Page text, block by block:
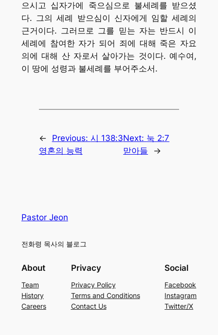
으시고 십자가에 죽으심으로 불세례를 받으셨
다. 그의 세례 받으심이 신자에게 임할 세례의
근거이다. 그러므로 그를 믿는 자는 반드시 이
세례에 참여한 자가 되어 죄에 대해 죽은 자요
의에 대해 산 자로서 살아가는 것이다. 예수여,
이 땅에 성령과 불세례를 부어주소서.
← Previous: 시 138:3
영혼의 능력
Next: 눅 2:7
맏아들
→
Pastor Jeon
전화령 목사의 블로그
About
Team
History
Careers
Privacy
Privacy Policy
Terms and Conditions
Contact Us
Social
Facebook
Instagram
Twitter/X